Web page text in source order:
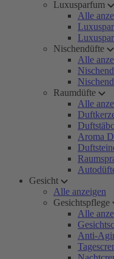
Luxusparfum
Alle
Nischendüfte
Alle
Raumdüfte
Alle
Aroma
Gesicht
Alle anzeigen
Gesichtspflege
Alle
Anti-